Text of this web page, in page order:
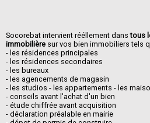
Socorebat intervient rééllement danstous
immobilière sur vos bien immobiliers tels
- les résidences principales
- les résidences secondaires
- les bureaux
- les agencements de magasin
- les studios - les appartements - les
- conseils avant l'achat d'un bien
- étude chiffrée avant acquisition
- déclaration préalable en mairie